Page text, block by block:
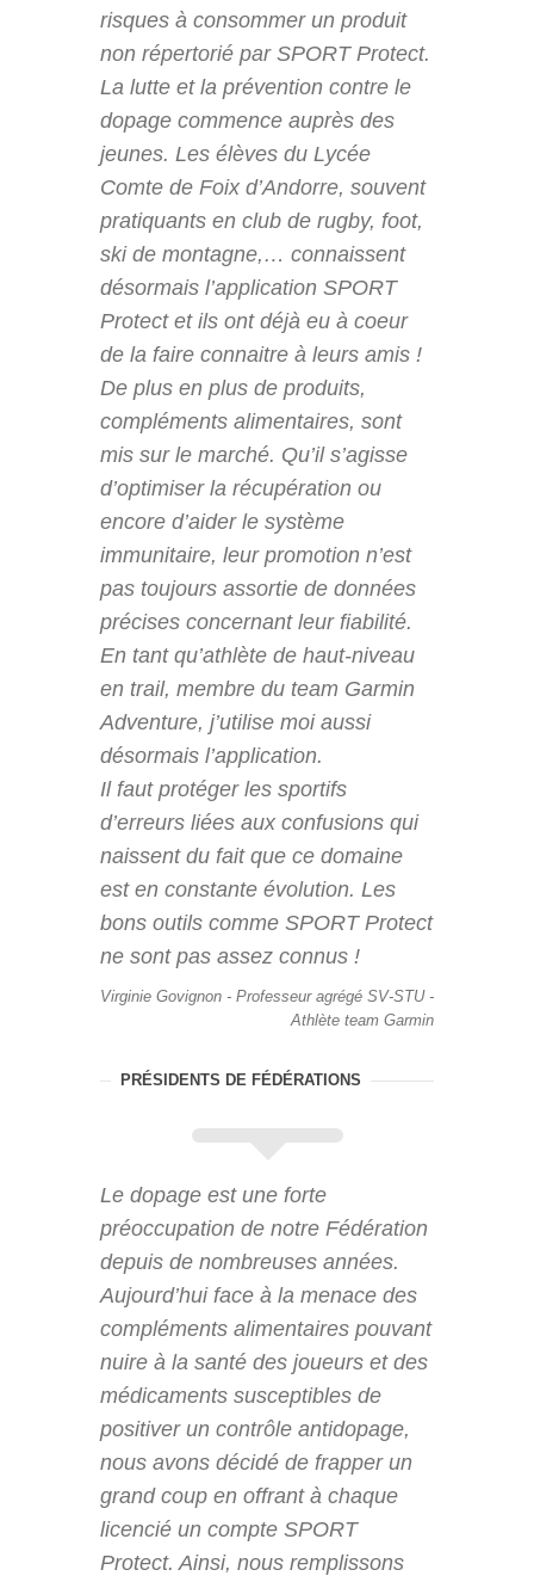
risques à consommer un produit
non répertorié par SPORT Protect.
La lutte et la prévention contre le
dopage commence auprès des
jeunes. Les élèves du Lycée
Comte de Foix d’Andorre, souvent
pratiquants en club de rugby, foot,
ski de montagne,… connaissent
désormais l’application SPORT
Protect et ils ont déjà eu à coeur
de la faire connaitre à leurs amis !
De plus en plus de produits,
compléments alimentaires, sont
mis sur le marché. Qu’il s’agisse
d’optimiser la récupération ou
encore d’aider le système
immunitaire, leur promotion n’est
pas toujours assortie de données
précises concernant leur fiabilité.
En tant qu’athlète de haut-niveau
en trail, membre du team Garmin
Adventure, j’utilise moi aussi
désormais l’application.
Il faut protéger les sportifs
d’erreurs liées aux confusions qui
naissent du fait que ce domaine
est en constante évolution. Les
bons outils comme SPORT Protect
ne sont pas assez connus !
Virginie Govignon - Professeur agrégé SV-STU -
Athlète team Garmin
PRÉSIDENTS DE FÉDÉRATIONS
Le dopage est une forte
préoccupation de notre Fédération
depuis de nombreuses années.
Aujourd’hui face à la menace des
compléments alimentaires pouvant
nuire à la santé des joueurs et des
médicaments susceptibles de
positiver un contrôle antidopage,
nous avons décidé de frapper un
grand coup en offrant à chaque
licencié un compte SPORT
Protect. Ainsi, nous remplissons